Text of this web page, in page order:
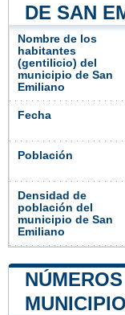
DE SAN
Nombre de los
habitantes
(gentilicio) del
municipio de San
Emiliano
Fecha
Población
Densidad de
población del
municipio de San
Emiliano